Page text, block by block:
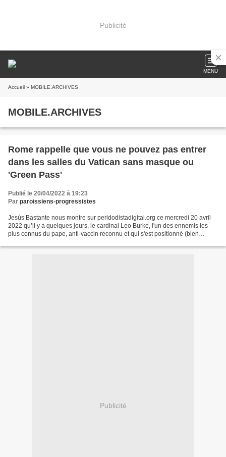
Publicité
MENU
Accueil » MOBILE.ARCHIVES
MOBILE.ARCHIVES
Rome rappelle que vous ne pouvez pas entrer
dans les salles du Vatican sans masque ou
'Green Pass'
Publié le 20/04/2022 à 19:23
Par paroissiens-progressistes
Jesús Bastante nous montre sur peridodistadigital.org ce mercredi 20 avril
2022 qu’il y a quelques jours, le cardinal Leo Burke, l'un des ennemis les
plus connus du pape, anti-vaccin reconnu et qui s'est positionné (bien
Publicité